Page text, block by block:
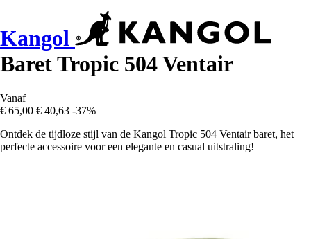
Kangol
Baret Tropic 504 Ventair
Vanaf
€ 65,00 € 40,63 -37%
Ontdek de tijdloze stijl van de Kangol Tropic 504 Ventair baret, het
perfecte accessoire voor een elegante en casual uitstraling!